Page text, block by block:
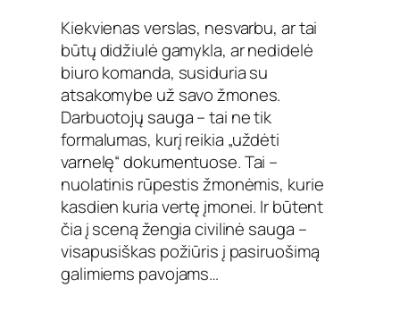
Kiekvienas verslas, nesvarbu, ar tai
būtų didžiulė gamykla, ar nedidelė
biuro komanda, susiduria su
atsakomybe už savo žmones.
Darbuotojų sauga – tai ne tik
formalumas, kurį reikia „uždėti
varnelę“ dokumentuose. Tai –
nuolatinis rūpestis žmonėmis, kurie
kasdien kuria vertę įmonei. Ir būtent
čia į sceną žengia civilinė sauga –
visapusiškas požiūris į pasiruošimą
galimiems pavojams…